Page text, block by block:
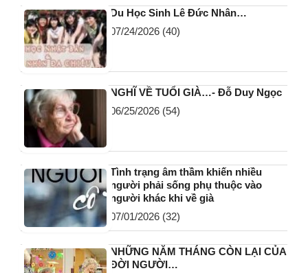
Du Học Sinh Lê Đức Nhân…
07/24/2026 (40)
NGHĨ VỀ TUỔI GIÀ…- Đỗ Duy Ngọc
06/25/2026 (54)
Tình trạng âm thầm khiến nhiều
người phải sống phụ thuộc vào
người khác khi về già
07/01/2026 (32)
NHỮNG NĂM THÁNG CÒN LẠI CỦA
ĐỜI NGƯỜI…